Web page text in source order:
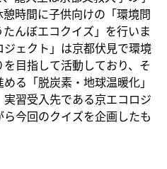
時間に子供向けの「環境問
んぼエコクイズ」を行いま
ェクト」は京都伏見で環境
目指して活動しており、そ
る「脱炭素・地球温暖化」
習受入先である京エコロジ
今回のクイズを企画したも